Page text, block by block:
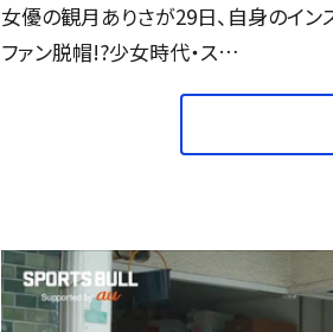
女優の観月ありさが29日、自身のイン
ファン脱帽!?少女時代・ス…